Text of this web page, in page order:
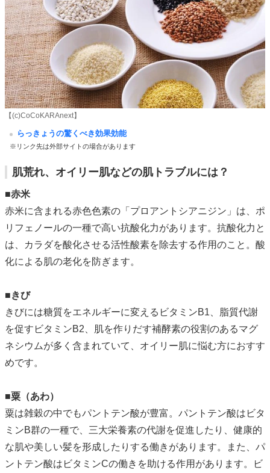
【(c)CoCoKARAnext】
らっきょうの驚くべき効果効能
※リンク先は外部サイトの場合があります
肌荒れ、オイリー肌などの肌トラブルには？
■赤米
赤米に含まれる赤色色素の「プロアントシアニジン」は、ポ
リフェノールの一種で高い抗酸化力があります。抗酸化力と
は、カラダを酸化させる活性酸素を除去する作用のこと。酸
化による肌の老化を防ぎます。
■きび
きびには糖質をエネルギーに変えるビタミンB1、脂質代謝
を促すビタミンB2、肌を作りだす補酵素の役割のあるマグ
ネシウムが多く含まれていて、オイリー肌に悩む方におすす
めです。
■粟（あわ）
粟は雑穀の中でもパントテン酸が豊富。パントテン酸はビタ
ミンB群の一種で、三大栄養素の代謝を促進したり、健康的
な肌や美しい髪を形成したりする働きがあります。また、パ
ントテン酸はビタミンCの働きを助ける作用があります。ビ